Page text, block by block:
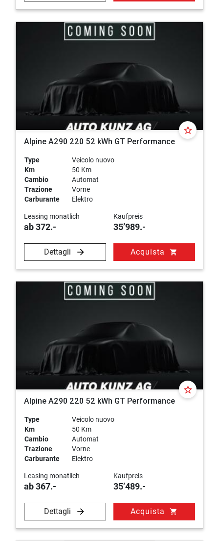
star_border
Alpine A290 220 52 kWh GT Performance
Type
Veicolo nuovo
Km
50 Km
Cambio
Automat
Trazione
Vorne
Carburante
Elektro
Leasing monatlich
ab 372.-
Kaufpreis
35’989.-
Dettagli Acquista shopping_cart
star_border
Alpine A290 220 52 kWh GT Performance
Type
Veicolo nuovo
Km
50 Km
Cambio
Automat
Trazione
Vorne
Carburante
Elektro
Leasing monatlich
ab 367.-
Kaufpreis
35’489.-
Dettagli Acquista shopping_cart